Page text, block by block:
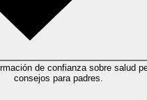
de confianza sobre salud
consejos para padres.